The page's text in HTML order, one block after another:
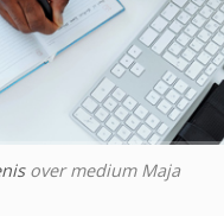
over medium Maja